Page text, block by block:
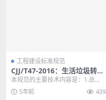
工程建设标准规范
CJJ/T47-2016：生活垃圾转运
站技术规范
本规范的主要技术内容是：1.总
则；2.选址与规模；3.总体布置；4.
工艺、设备及...
5年前 439